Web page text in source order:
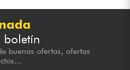
boletín
buenas ofertas, ofertas